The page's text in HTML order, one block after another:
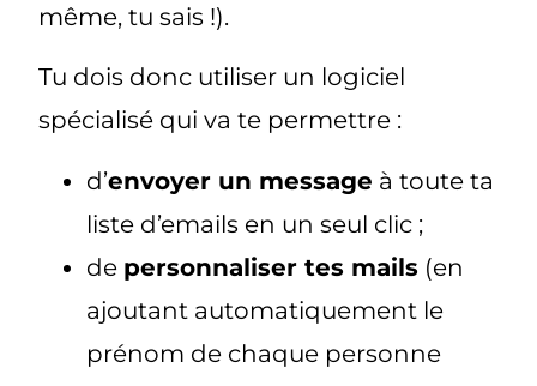
même, tu sais !).
Tu dois donc utiliser un logiciel
spécialisé qui va te permettre :
d’envoyer un message à toute ta
liste d’emails en un seul clic ;
de personnaliser tes mails (en
ajoutant automatiquement le
prénom de chaque personne